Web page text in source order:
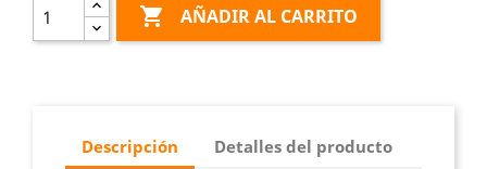
 AÑADIR AL CARRITO
Descripción Detalles del producto